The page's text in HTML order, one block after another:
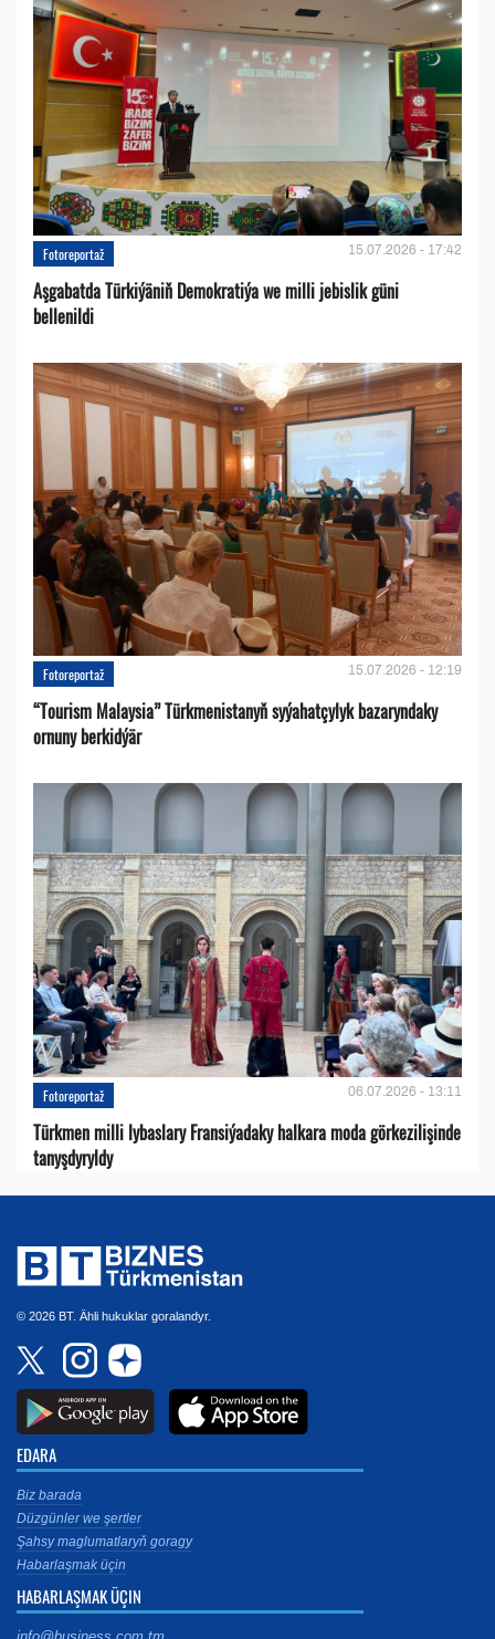
Fotoreportaž 15.07.2026 - 17:42
Aşgabatda Türkiýäniň Demokratiýa we milli jebislik güni
bellenildi
Fotoreportaž 15.07.2026 - 12:19
“Tourism Malaysia” Türkmenistanyň syýahatçylyk bazaryndaky
ornuny berkidýär
Fotoreportaž 06.07.2026 - 13:11
Türkmen milli lybaslary Fransiýadaky halkara moda görkezilişinde
tanyşdyryldy
© 2026 BT. Ähli hukuklar goralandyr.
EDARA
Biz barada
Düzgünler we şertler
Şahsy maglumatlaryň goragy
Habarlaşmak üçin
HABARLAŞMAK ÜÇIN